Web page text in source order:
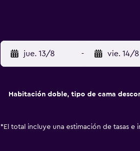
jue. 13/8 - vie. 14/8
Habitación doble, tipo de cama
* El total incluye una estimación de tasas